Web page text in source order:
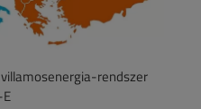
rendszer